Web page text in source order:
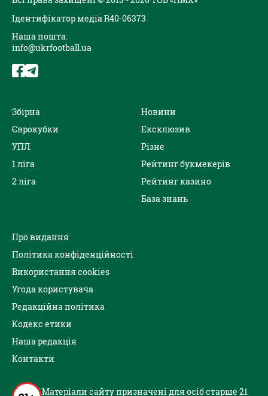
Ідентифікатор медіа R40-06373
Наша пошта:
info@ukrfootball.ua
Збірна
Єврокубки
УПЛ
1 ліга
2 ліга
Новини
Ексклюзив
Різне
Рейтинг букмекерів
Рейтинг казино
База знань
Про видання
Політика конфіденційності
Використання cookies
Угода користувача
Редакційна політика
Кодекс етики
Наша редакція
Контакти
Матеріали сайту призначені для осіб старше 21